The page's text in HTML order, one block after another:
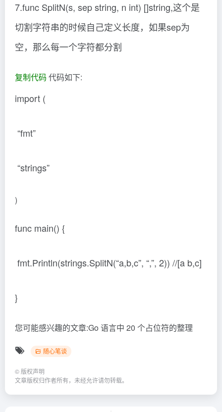
7.func SplitN(s, sep string, n int) []string,这个是
切割字符串的时候自己定义长度，如果sep为
空，那么每一个字符都分割
复制代码 代码如下:
import (
“fmt”
“strings”
)
func main() {
fmt.Println(strings.SplitN(“a,b,c”, “,”, 2)) //[a b,c]
}
您可能感兴趣的文章:Go 语言中 20 个占位符的整理
随心笔谈
© 版权声明
文章版权归作者所有，未经允许请勿转载。